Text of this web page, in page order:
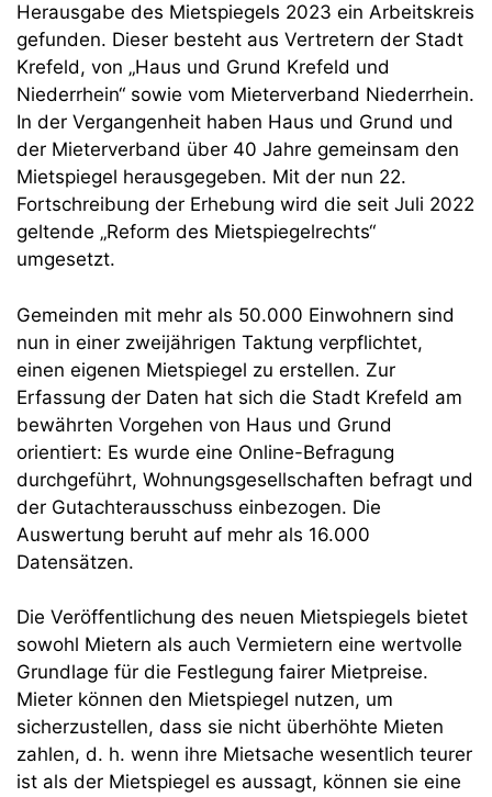
Herausgabe des Mietspiegels 2023 ein Arbeitskreis
gefunden. Dieser besteht aus Vertretern der Stadt
Krefeld, von „Haus und Grund Krefeld und
Niederrhein“ sowie vom Mieterverband Niederrhein.
In der Vergangenheit haben Haus und Grund und
der Mieterverband über 40 Jahre gemeinsam den
Mietspiegel herausgegeben. Mit der nun 22.
Fortschreibung der Erhebung wird die seit Juli 2022
geltende „Reform des Mietspiegelrechts“
umgesetzt.
Gemeinden mit mehr als 50.000 Einwohnern sind
nun in einer zweijährigen Taktung verpflichtet,
einen eigenen Mietspiegel zu erstellen. Zur
Erfassung der Daten hat sich die Stadt Krefeld am
bewährten Vorgehen von Haus und Grund
orientiert: Es wurde eine Online-Befragung
durchgeführt, Wohnungsgesellschaften befragt und
der Gutachterausschuss einbezogen. Die
Auswertung beruht auf mehr als 16.000
Datensätzen.
Die Veröffentlichung des neuen Mietspiegels bietet
sowohl Mietern als auch Vermietern eine wertvolle
Grundlage für die Festlegung fairer Mietpreise.
Mieter können den Mietspiegel nutzen, um
sicherzustellen, dass sie nicht überhöhte Mieten
zahlen, d. h. wenn ihre Mietsache wesentlich teurer
ist als der Mietspiegel es aussagt, können sie eine